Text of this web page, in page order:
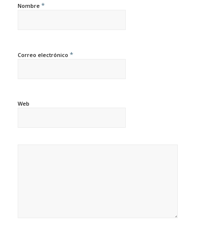
Nombre *
Correo electrónico *
Web